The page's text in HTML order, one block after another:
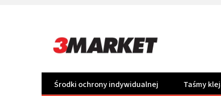
Środki ochrony indywidualnej Taśmy